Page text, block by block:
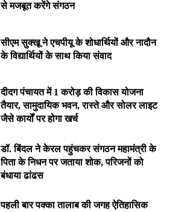
से मजबूत करेंगे संगठन
सीएम सुक्खू ने एचपीयू के शोधार्थियों और नादौन
के विद्यार्थियों के साथ किया संवाद
दीदग पंचायत में 1 करोड़ की विकास योजना
तैयार, सामुदायिक भवन, रास्ते और सोलर लाइट
जैसे कार्यों पर होगा खर्च
डॉ. बिंदल ने केरल पहुंचकर संगठन महामंत्री के
पिता के निधन पर जताया शोक, परिजनों को
बंधाया ढांढस
पहली बार पक्का तालाब की जगह ऐतिहासिक